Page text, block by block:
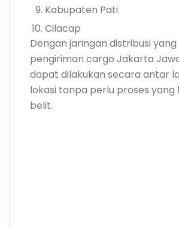
Kabupaten Pati
Cilacap
Dengan jaringan distribusi
pengiriman cargo Jakarta
dapat dilakukan secara antar
lokasi tanpa perlu proses
belit.